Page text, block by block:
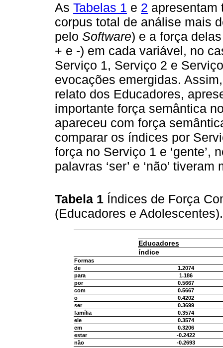
As Tabelas 1 e 2 apresentam
corpus total de análise mais
pelo Software) e a força
+ e -) em cada variável, no
Serviço 1, Serviço 2 e
evocações emergidas.
relato dos Educadores,
importante força semântica
apareceu com força
comparar os índices por
força no Serviço 1 e ‘gente’,
palavras ‘ser’ e ‘não’
Tabela 1 Índices de Força
(Educadores e
Educadores
índice
Formas
de
1.2074
para
1.186
por
0.5667
com
0.5667
o
0.4202
ser
0.3699
família
0.3574
ele
0.3574
em
0.3206
estar
-0.2422
não
-0.2693